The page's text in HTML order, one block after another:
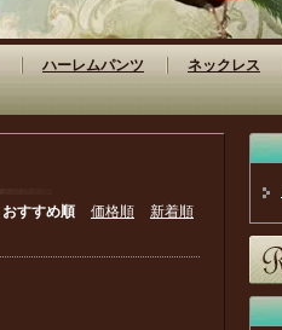
ハーレムパンツ ネックレス
おすすめ順 価格順 新着順